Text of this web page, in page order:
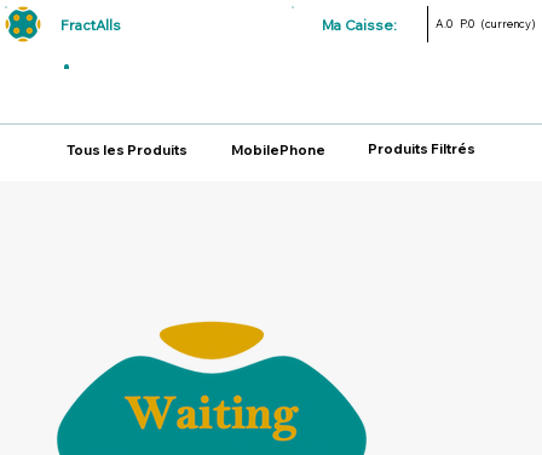
FractAlls Ma Caisse: A.0 P.0 (currency)
Tous les Produits MobilePhone Produits Filtrés